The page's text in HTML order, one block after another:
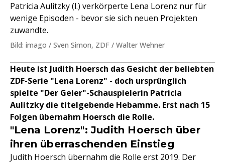
Patricia Aulitzky (l.) verkörperte Lena Lorenz nur für
wenige Episoden - bevor sie sich neuen Projekten
zuwandte.
Bild: imago / Sven Simon, ZDF / Walter Wehner
Heute ist Judith Hoersch das Gesicht der beliebten
ZDF-Serie "Lena Lorenz" - doch ursprünglich
spielte "Der Geier"-Schauspielerin Patricia
Aulitzky die titelgebende Hebamme. Erst nach 15
Folgen übernahm Hoersch die Rolle.
"Lena Lorenz": Judith Hoersch über
ihren überraschenden Einstieg
Judith Hoersch übernahm die Rolle erst 2019. Der